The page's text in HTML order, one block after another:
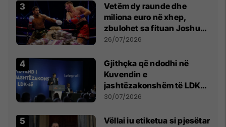
Vetëm dy raunde dhe
miliona euro në xhep,
zbulohet sa fituan Joshua
e Prenga
26/07/2026
Gjithçka që ndodhi në
Kuvendin e
jashtëzakonshëm të LDK-
së
30/07/2026
Vëllai iu etiketua si pjesëtar